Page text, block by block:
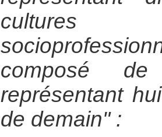
composé
représentant
de demain" :